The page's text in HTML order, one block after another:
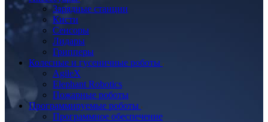
Зарядные станции
Кисти
Сенсоры
Лидары
Грипперы
Колесные и гусеничные роботы
AgileX
Elephant Robotics
Пожарные роботы
Программируемые роботы
Программное обеспечение